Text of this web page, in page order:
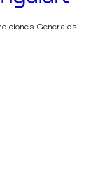
Generales